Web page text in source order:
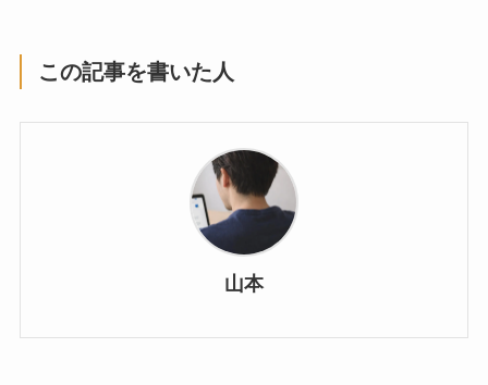
この記事を書いた人
山本